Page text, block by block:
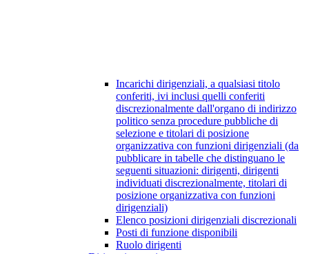
Incarichi dirigenziali, a qualsiasi titolo
conferiti, ivi inclusi quelli conferiti
discrezionalmente dall'organo di indirizzo
politico senza procedure pubbliche di
selezione e titolari di posizione
organizzativa con funzioni dirigenziali (da
pubblicare in tabelle che distinguano le
seguenti situazioni: dirigenti, dirigenti
individuati discrezionalmente, titolari di
posizione organizzativa con funzioni
dirigenziali)
Elenco posizioni dirigenziali discrezionali
Posti di funzione disponibili
Ruolo dirigenti